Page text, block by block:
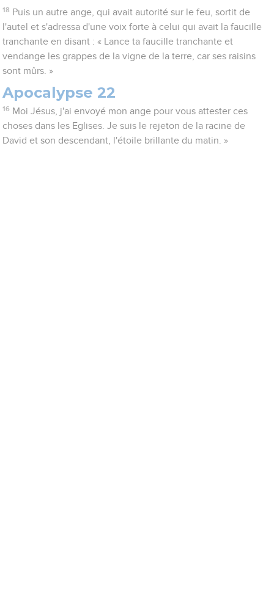
18 Puis un autre ange, qui avait autorité sur le feu, sortit de
l'autel et s'adressa d'une voix forte à celui qui avait la faucille
tranchante en disant : « Lance ta faucille tranchante et
vendange les grappes de la vigne de la terre, car ses raisins
sont mûrs. »
Apocalypse 22
16 Moi Jésus, j'ai envoyé mon ange pour vous attester ces
choses dans les Eglises. Je suis le rejeton de la racine de
David et son descendant, l'étoile brillante du matin. »